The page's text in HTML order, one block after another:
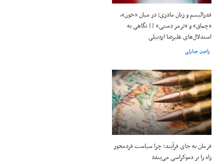
فدرالیسم و زبان مادری؛ در میان «خون»،
«چماق» و «ترمز دستی» || نگاهی به
استدلال‌های علیرضا اردبیلی
رامین جبارلی
فرمان به جای فرآیند: چرا سیاست فردمحور
راه را بر دموکراسی می‌بندد